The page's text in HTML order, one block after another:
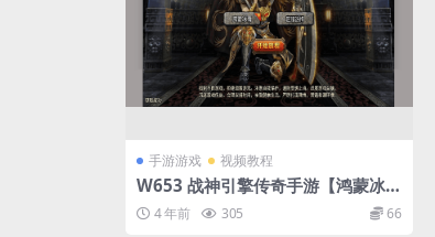
手游游戏 视频教程
W653 战神引擎传奇手游【鸿蒙冰雪
单职业免授权版】最新整理Win半手
工服务端+充值后台
4 年前 305 66